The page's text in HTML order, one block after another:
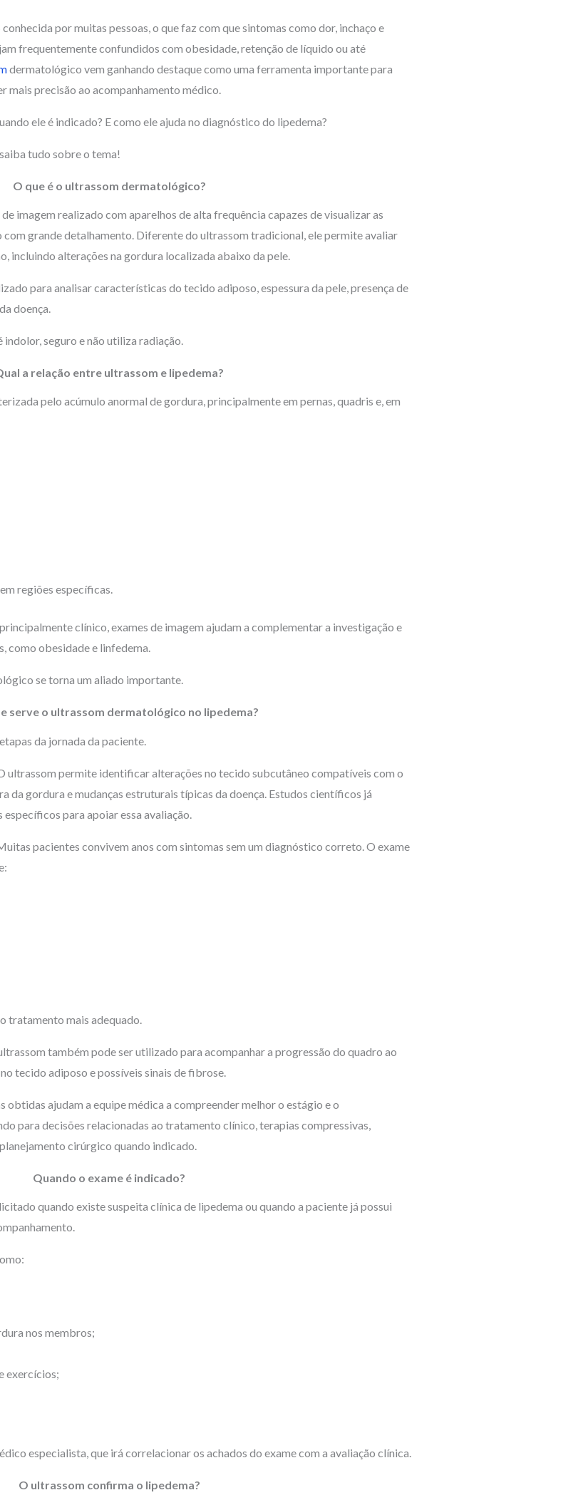
por muitas pessoas, o que faz com que sintomas como dor, inchaço e
frequentemente confundidos com obesidade, retenção de líquido ou até
dermatológico vem ganhando destaque como uma ferramenta importante para
mais precisão ao acompanhamento médico.
ele é indicado? E como ele ajuda no diagnóstico do lipedema?
tudo sobre o tema!
O que é o ultrassom dermatológico?
imagem realizado com aparelhos de alta frequência capazes de visualizar as
com grande detalhamento. Diferente do ultrassom tradicional, ele permite avaliar
incluindo alterações na gordura localizada abaixo da pele.
para analisar características do tecido adiposo, espessura da pele, presença de
doença.
indolor, seguro e não utiliza radiação.
a relação entre ultrassom e lipedema?
pelo acúmulo anormal de gordura, principalmente em pernas, quadris e, em
regiões específicas.
clínico, exames de imagem ajudam a complementar a investigação e
como obesidade e linfedema.
se torna um aliado importante.
serve o ultrassom dermatológico no lipedema?
da jornada da paciente.
ultrassom permite identificar alterações no tecido subcutâneo compatíveis com o
da gordura e mudanças estruturais típicas da doença. Estudos científicos já
para apoiar essa avaliação.
pacientes convivem anos com sintomas sem um diagnóstico correto. O exame
tratamento mais adequado.
também pode ser utilizado para acompanhar a progressão do quadro ao
tecido adiposo e possíveis sinais de fibrose.
obtidas ajudam a equipe médica a compreender melhor o estágio e o
para decisões relacionadas ao tratamento clínico, terapias compressivas,
cirúrgico quando indicado.
Quando o exame é indicado?
quando existe suspeita clínica de lipedema ou quando a paciente já possui
nos membros;
exercícios;
especialista, que irá correlacionar os achados do exame com a avaliação clínica.
O ultrassom confirma o lipedema?